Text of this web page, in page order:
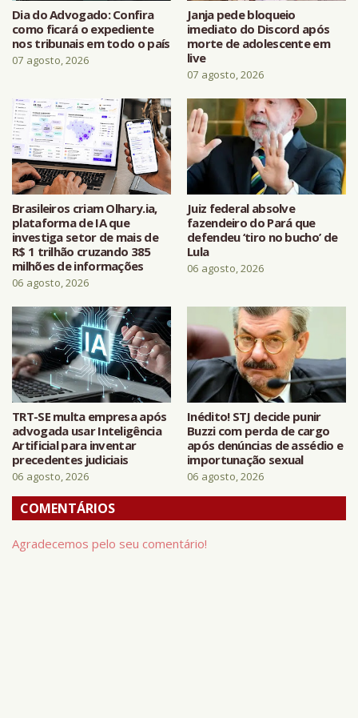
Dia do Advogado: Confira
como ficará o expediente
nos tribunais em todo o país
07 agosto, 2026
Janja pede bloqueio
imediato do Discord após
morte de adolescente em
live
07 agosto, 2026
Brasileiros criam Olhary.ia,
plataforma de IA que
investiga setor de mais de
R$ 1 trilhão cruzando 385
milhões de informações
06 agosto, 2026
Juiz federal absolve
fazendeiro do Pará que
defendeu ‘tiro no bucho’ de
Lula
06 agosto, 2026
TRT-SE multa empresa após
advogada usar Inteligência
Artificial para inventar
precedentes judiciais
06 agosto, 2026
Inédito! STJ decide punir
Buzzi com perda de cargo
após denúncias de assédio e
importunação sexual
06 agosto, 2026
COMENTÁRIOS
Agradecemos pelo seu comentário!